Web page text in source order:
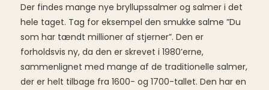
Der findes mange nye bryllupssalmer og salmer i det
hele taget. Tag for eksempel den smukke salme ”Du
som har tændt millioner af stjerner”. Den er
forholdsvis ny, da den er skrevet i 1980’erne,
sammenlignet med mange af de traditionelle salmer,
der er helt tilbage fra 1600- og 1700-tallet. Den har en